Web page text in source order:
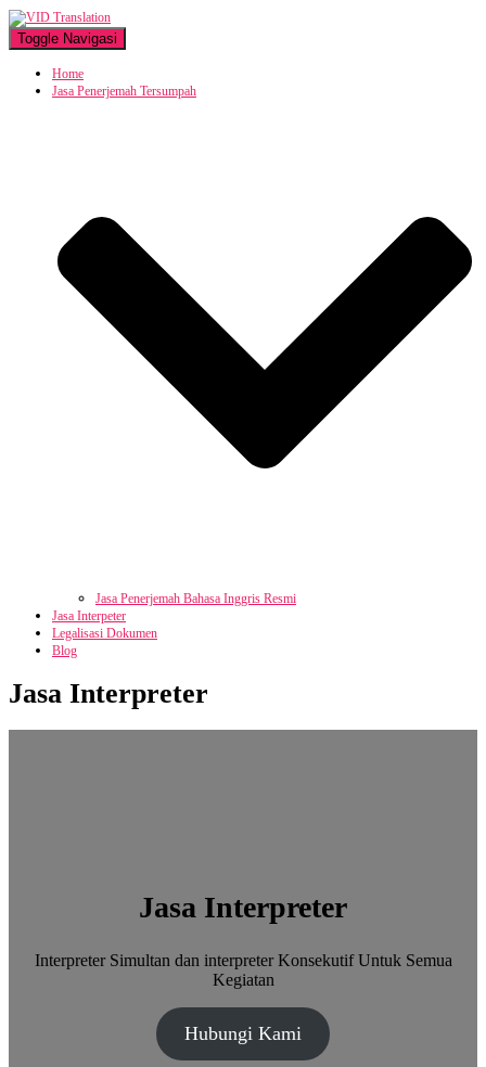
Toggle Navigasi
Home
Jasa Penerjemah Tersumpah
Jasa Penerjemah Bahasa Inggris Resmi
Jasa Interpeter
Legalisasi Dokumen
Blog
Jasa Interpreter
Jasa Interpreter
Interpreter Simultan dan interpreter Konsekutif Untuk Semua
Kegiatan
Hubungi Kami